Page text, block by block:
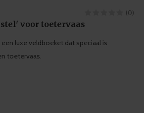
(0)
voor toetervaas
luxe veldboeket dat speciaal is
toetervaas.